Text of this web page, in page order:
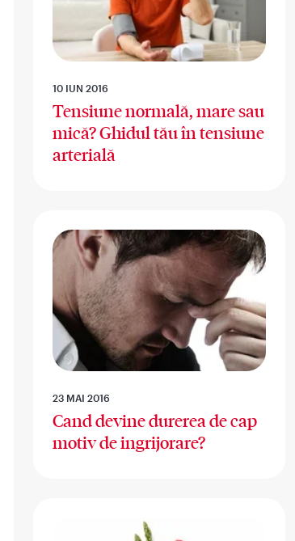
10 IUN 2016
Tensiune normală, mare sau
mică? Ghidul tău în tensiune
arterială
23 MAI 2016
Cand devine durerea de cap
motiv de ingrijorare?